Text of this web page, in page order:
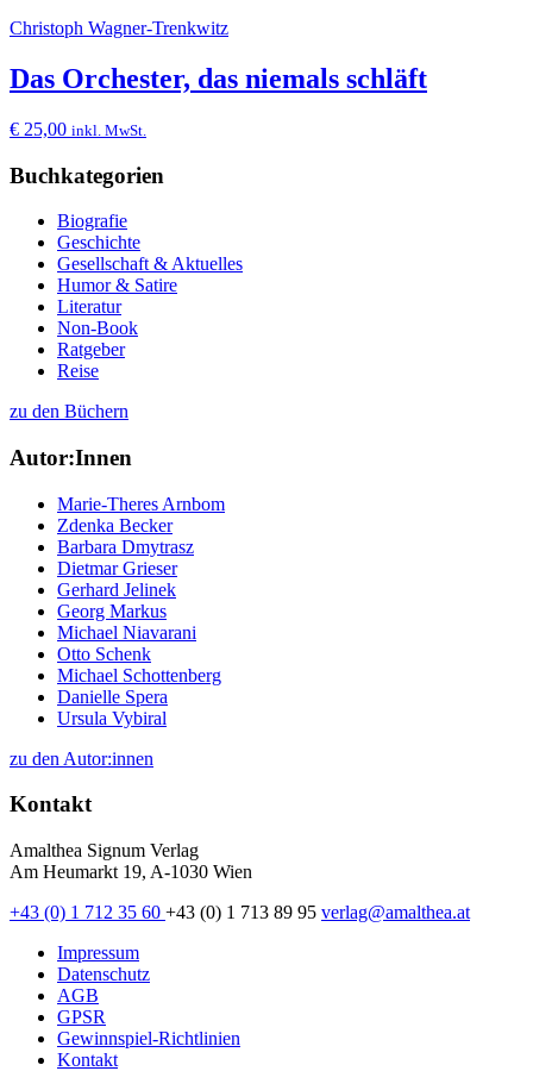
Christoph Wagner-Trenkwitz
Das Orchester, das niemals schläft
€ 25,00 inkl. MwSt.
Buchkategorien
Biografie
Geschichte
Gesellschaft & Aktuelles
Humor & Satire
Literatur
Non-Book
Ratgeber
Reise
zu den Büchern
Autor:Innen
Marie-Theres Arnbom
Zdenka Becker
Barbara Dmytrasz
Dietmar Grieser
Gerhard Jelinek
Georg Markus
Michael Niavarani
Otto Schenk
Michael Schottenberg
Danielle Spera
Ursula Vybiral
zu den Autor:innen
Kontakt
Amalthea Signum Verlag
Am Heumarkt 19, A-1030 Wien
+43 (0) 1 712 35 60 +43 (0) 1 713 89 95 verlag@amalthea.at
Impressum
Datenschutz
AGB
GPSR
Gewinnspiel-Richtlinien
Kontakt